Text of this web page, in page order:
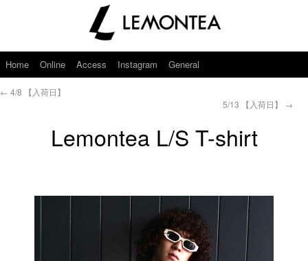
Home Online Access Instagram General
← 4/8 【入荷日】
5/13 【入荷日】 →
Lemontea L/S T-shirt